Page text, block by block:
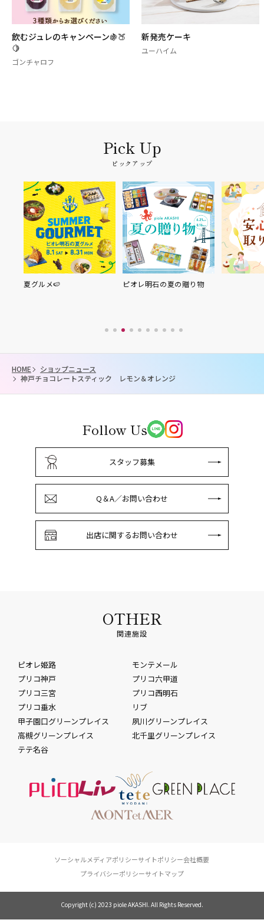
飲むジュレのキャンペーン🍇🍑
🍋
ゴンチャロフ
新発売ケーキ
ユーハイム
ピックアップ
夏グルメ🍉 ピオレ明石の夏の贈り物
HOME
ショップニュース
神戸チョコレートスティック レモン＆オレンジ
Follow Us
スタッフ募集
Q＆A／お問い合わせ
出店に関するお問い合わせ
OTHER
関連施設
ピオレ姫路
モンテメール
プリコ神戸
プリコ六甲道
プリコ三宮
プリコ西明石
プリコ垂水
リブ
甲子園口グリーンプレイス
夙川グリーンプレイス
高槻グリーンプレイス
北千里グリーンプレイス
テテ名谷
ソーシャルメディアポリシーサイトポリシー会社概要
プライバシーポリシーサイトマップ
Copyright (c) 2023 piole AKASHI. All Rights Reserved.